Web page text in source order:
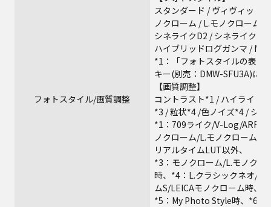
フォトスタイル/画質調整
スタンダード / ヴィヴィッド
ノクローム / L.モノクローム /
シネライクD2 / シネライク
ハイブリッドログガンマ /
*1：「フォトスタイルの表示
キー(別売：DMW-SFU3A)に
【画質調整】
コントラスト*1 / ハイライト
*3 / 粒状*4 /色ノイズ*4 / シャ
*1：709ライク/V-Log/ARRI
ノクローム/L.モノクローム
リアルタイムLUT以外、
*3：モノクローム/L.モノクロ
時、*4：L.クラシックネオ/モ
ムS/LEICAモノクローム時、
*5：My Photo Style時、*6：